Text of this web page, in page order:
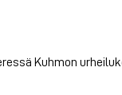
Kuhmon